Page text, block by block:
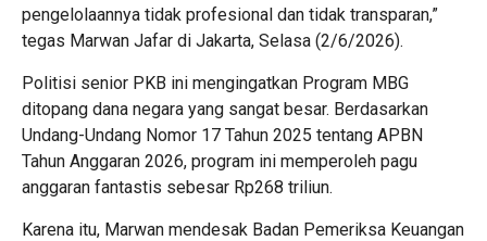
pengelolaannya tidak profesional dan tidak transparan,”
tegas Marwan Jafar di Jakarta, Selasa (2/6/2026).
Politisi senior PKB ini mengingatkan Program MBG
ditopang dana negara yang sangat besar. Berdasarkan
Undang-Undang Nomor 17 Tahun 2025 tentang APBN
Tahun Anggaran 2026, program ini memperoleh pagu
anggaran fantastis sebesar Rp268 triliun.
Karena itu, Marwan mendesak Badan Pemeriksa Keuangan